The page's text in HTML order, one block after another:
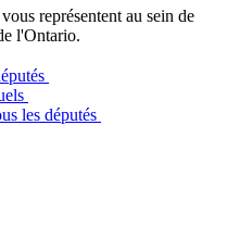
représentent au sein de
l'Ontario.
les députés